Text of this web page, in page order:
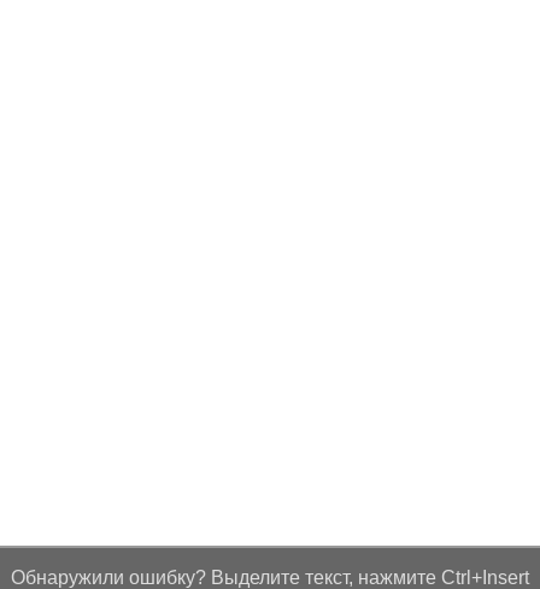
Обнаружили ошибку? Выделите текст, нажмите Ctrl+Insert